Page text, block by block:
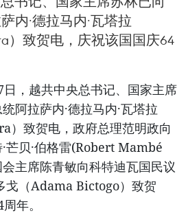
内·德拉马内·瓦塔拉
）致贺电，庆祝该国国庆64
，越共中央总书记、国家主席
阿拉萨内·德拉马内·瓦塔拉
）致贺电，政府总理范明政向
芒贝·伯格雷(Robert Mambé
主席陈青敏向科特迪瓦国民议
戈（Adama Bictogo）致贺
年。